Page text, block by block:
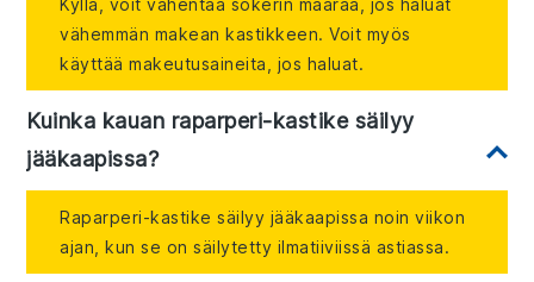
Kyllä, voit vähentää sokerin määrää, jos haluat
vähemmän makean kastikkeen. Voit myös
käyttää makeutusaineita, jos haluat.
Kuinka kauan raparperi-kastike säilyy
jääkaapissa?
Raparperi-kastike säilyy jääkaapissa noin viikon
ajan, kun se on säilytetty ilmatiiviissä astiassa.